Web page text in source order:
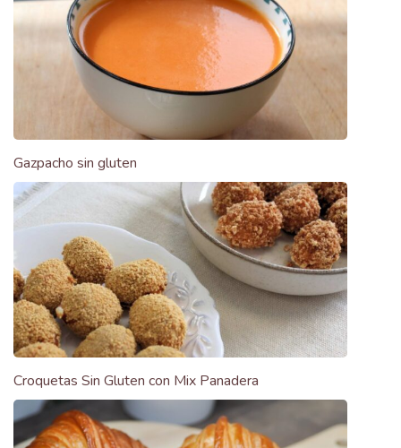
Gazpacho sin gluten
Croquetas Sin Gluten con Mix Panadera